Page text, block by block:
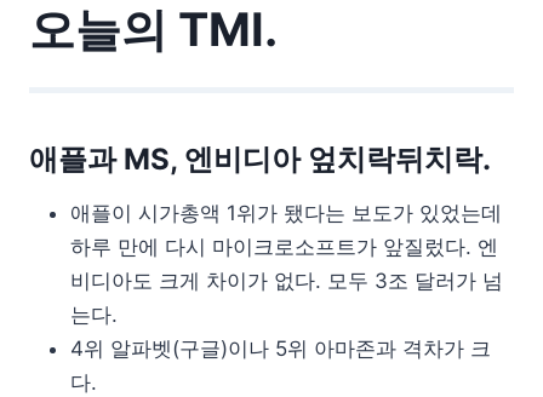
오늘의 TMI.
애플과 MS, 엔비디아 엎치락뒤치락.
애플이 시가총액 1위가 됐다는 보도가 있었는데
하루 만에 다시 마이크로소프트가 앞질렀다. 엔
비디아도 크게 차이가 없다. 모두 3조 달러가 넘
는다.
4위 알파벳(구글)이나 5위 아마존과 격차가 크
다.